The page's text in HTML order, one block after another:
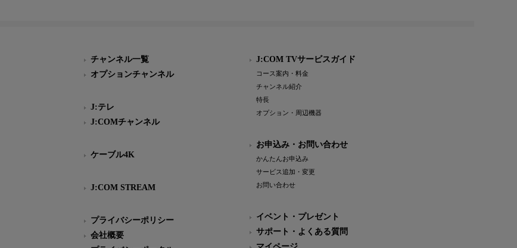
チャンネル一覧
オプションチャンネル
J:テレ
J:COMチャンネル
ケーブル4K
J:COM STREAM
プライバシーポリシー
会社概要
J:COM TVサービスガイド
コース案内・料金
チャンネル紹介
特長
オプション・周辺機器
お申込み・お問い合わせ
かんたんお申込み
サービス追加・変更
お問い合わせ
イベント・プレゼント
サポート・よくある質問